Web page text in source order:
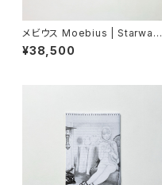
メビウス Moebius | Starwatc
her
¥38,500